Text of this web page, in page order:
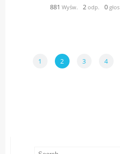
881 Wyśw. 2odp. 0głos
1 2 3 4